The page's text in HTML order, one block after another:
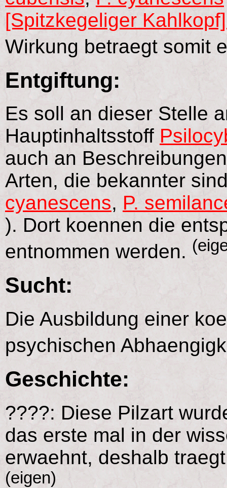
[Spitzkegeliger
Wirkung betraegt somit
Entgiftung:
Es soll an dieser Stelle
Hauptinhaltsstoff
auch an
Arten, die bekannter
cyanescens, P.
). Dort koennen die
entnommen werden.
Sucht:
Die Ausbildung einer
psychischen
Geschichte:
????: Diese Pilzart
das erste mal in der
erwaehnt, deshalb
(eigen)